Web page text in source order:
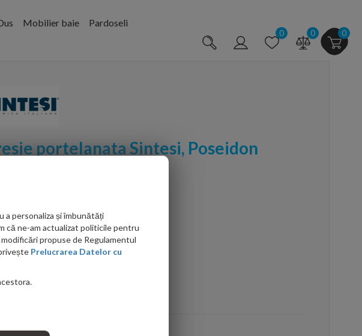
Mobilier baie Pardoseli
0 0 0
portelanata Sintesi, Poseidon
227.00 RON/mp
a personaliza și îmbunătăți
că ne-am actualizat politicile pentru
propuse de Regulamentul
Prelucrarea Datelor cu